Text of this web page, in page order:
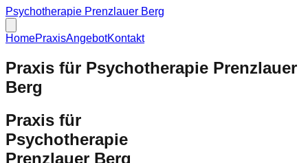
Psychotherapie Prenzlauer Berg
HomePraxisAngebotKontakt
Praxis für Psychotherapie Prenzlauer
Berg
Praxis für
Psychotherapie
Prenzlauer Berg